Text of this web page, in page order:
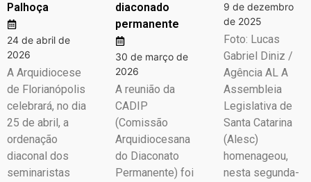
Palhoça
24 de abril de
2026
A Arquidiocese
de Florianópolis
celebrará, no dia
25 de abril, a
ordenação
diaconal dos
seminaristas
diaconado
permanente
30 de março de
2026
A reunião da
CADIP
(Comissão
Arquidiocesana
do Diaconato
Permanente) foi
9 de dezembro
de 2025
Foto: Lucas
Gabriel Diniz /
Agência AL A
Assembleia
Legislativa de
Santa Catarina
(Alesc)
homenageou,
nesta segunda-